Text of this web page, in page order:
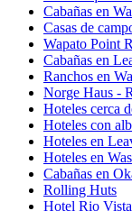
Cabañas en
Casas de
Wapato Point
Cabañas en
Ranchos en
Norge Haus -
Hoteles cerca
Hoteles con
Hoteles en
Hoteles en
Cabañas en
Rolling Huts
Hotel Rio Vista